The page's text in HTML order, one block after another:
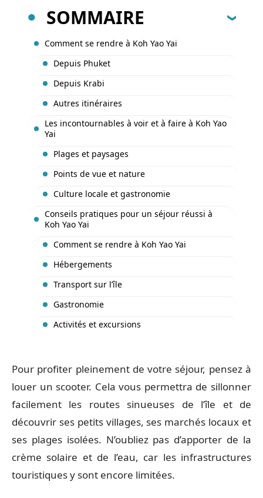
SOMMAIRE
Comment se rendre à Koh Yao Yai
Depuis Phuket
Depuis Krabi
Autres itinéraires
Les incontournables à voir et à faire à Koh Yao
Yai
Plages et paysages
Points de vue et nature
Culture locale et gastronomie
Conseils pratiques pour un séjour réussi à
Koh Yao Yai
Comment se rendre à Koh Yao Yai
Hébergements
Transport sur l’île
Gastronomie
Activités et excursions
Pour profiter pleinement de votre séjour, pensez à
louer un scooter. Cela vous permettra de sillonner
facilement les routes sinueuses de l’île et de
découvrir ses petits villages, ses marchés locaux et
ses plages isolées. N’oubliez pas d’apporter de la
crème solaire et de l’eau, car les infrastructures
touristiques y sont encore limitées.